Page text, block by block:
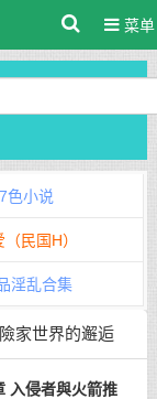
菜单
7色小说
（民国H）
淫乱合集
家世界的邂逅
入侵者與火箭推